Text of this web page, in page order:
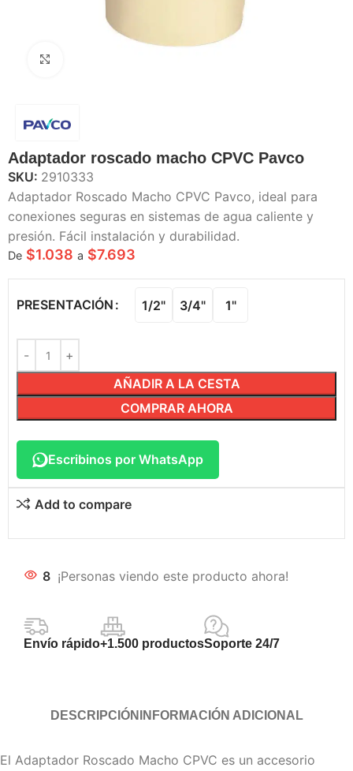
Adaptador roscado macho CPVC Pavco
SKU: 2910333
Adaptador Roscado Macho CPVC Pavco, ideal para
conexiones seguras en sistemas de agua caliente y
presión. Fácil instalación y durabilidad.
De $1.038 a $7.693
PRESENTACIÓN 1/2" 3/4" 1"
AÑADIR A LA CESTA
COMPRAR AHORA
Escribinos por WhatsApp
Add to compare
8 ¡Personas viendo este producto ahora!
Envío rápido+1.500 productosSoporte 24/7
DESCRIPCIÓN INFORMACIÓN ADICIONAL
El Adaptador Roscado Macho CPVC es un accesorio